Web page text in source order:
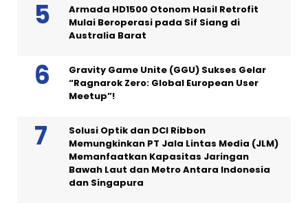
Armada HD1500 Otonom Hasil Retrofit
Mulai Beroperasi pada Sif Siang di
Australia Barat
Gravity Game Unite (GGU) Sukses Gelar
“Ragnarok Zero: Global European User
Meetup”!
Solusi Optik dan DCI Ribbon
Memungkinkan PT Jala Lintas Media (JLM)
Memanfaatkan Kapasitas Jaringan
Bawah Laut dan Metro Antara Indonesia
dan Singapura